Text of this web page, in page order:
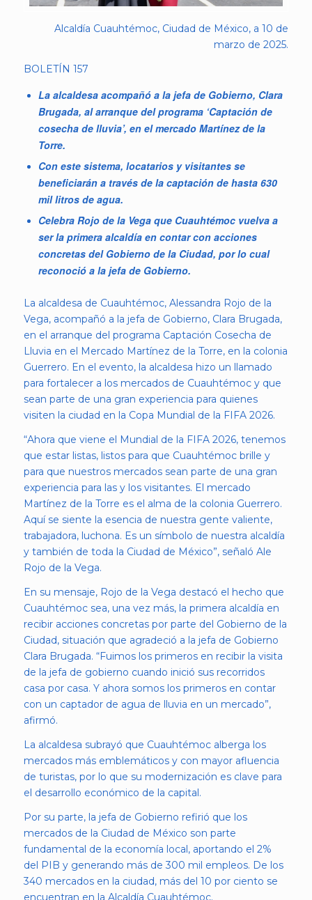
Alcaldía Cuauhtémoc, Ciudad de México, a 10 de
marzo de 2025.
BOLETÍN 157
La alcaldesa acompañó a la jefa de Gobierno, Clara
Brugada, al arranque del programa ‘Captación de
cosecha de lluvia’, en el mercado Martínez de la
Torre.
Con este sistema, locatarios y visitantes se
beneficiarán a través de la captación de hasta 630
mil litros de agua.
Celebra Rojo de la Vega que Cuauhtémoc vuelva a
ser la primera alcaldía en contar con acciones
concretas del Gobierno de la Ciudad, por lo cual
reconoció a la jefa de Gobierno.
La alcaldesa de Cuauhtémoc, Alessandra Rojo de la
Vega, acompañó a la jefa de Gobierno, Clara Brugada,
en el arranque del programa Captación Cosecha de
Lluvia en el Mercado Martínez de la Torre, en la colonia
Guerrero. En el evento, la alcaldesa hizo un llamado
para fortalecer a los mercados de Cuauhtémoc y que
sean parte de una gran experiencia para quienes
visiten la ciudad en la Copa Mundial de la FIFA 2026.
“Ahora que viene el Mundial de la FIFA 2026, tenemos
que estar listas, listos para que Cuauhtémoc brille y
para que nuestros mercados sean parte de una gran
experiencia para las y los visitantes. El mercado
Martínez de la Torre es el alma de la colonia Guerrero.
Aquí se siente la esencia de nuestra gente valiente,
trabajadora, luchona. Es un símbolo de nuestra alcaldía
y también de toda la Ciudad de México”, señaló Ale
Rojo de la Vega.
En su mensaje, Rojo de la Vega destacó el hecho que
Cuauhtémoc sea, una vez más, la primera alcaldía en
recibir acciones concretas por parte del Gobierno de la
Ciudad, situación que agradeció a la jefa de Gobierno
Clara Brugada. “Fuimos los primeros en recibir la visita
de la jefa de gobierno cuando inició sus recorridos
casa por casa. Y ahora somos los primeros en contar
con un captador de agua de lluvia en un mercado”,
afirmó.
La alcaldesa subrayó que Cuauhtémoc alberga los
mercados más emblemáticos y con mayor afluencia
de turistas, por lo que su modernización es clave para
el desarrollo económico de la capital.
Por su parte, la jefa de Gobierno refirió que los
mercados de la Ciudad de México son parte
fundamental de la economía local, aportando el 2%
del PIB y generando más de 300 mil empleos. De los
340 mercados en la ciudad, más del 10 por ciento se
encuentran en la Alcaldía Cuauhtémoc.